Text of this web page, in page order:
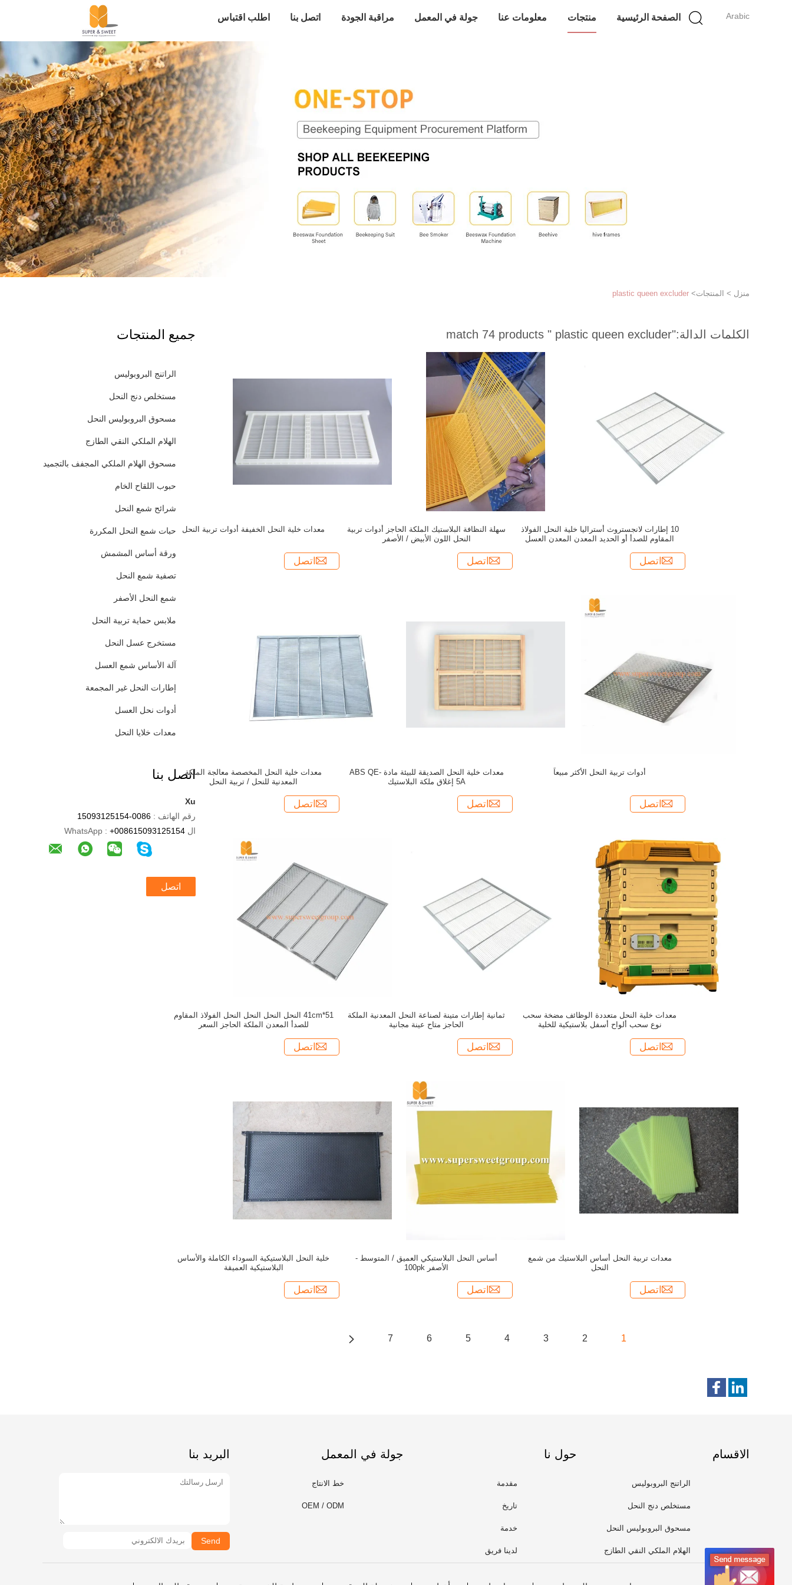
Arabic الصفحة الرئيسية منتجات معلومات عنا جولة في المعمل مراقبة الجودة اتصل بنا اطلب اقتباس
منزل > المنتجات>
plastic queen excluder
جميع المنتجات
الراتنج البروبوليس
مستخلص دنج النحل
مسحوق البروبوليس النحل
الهلام الملكي النقي الطازج
مسحوق الهلام الملكي المجفف بالتجميد
حبوب اللقاح الخام
شرائح شمع النحل
حبات شمع النحل المكررة
ورقة أساس المشمش
تصفية شمع النحل
شمع النحل الأصفر
ملابس حماية تربية النحل
مستخرج عسل النحل
آلة الأساس شمع العسل
إطارات النحل غير المجمعة
أدوات نحل العسل
معدات خلايا النحل
اتصل بنا
Xu
رقم الهاتف :
ال WhatsApp : +008615093125154
اتصل
الكلمات الدالة:"plastic queen excluder "
معدات خلية النحل الخفيفة أدوات تربية النحل
اتصل
سهلة النظافة البلاستيك الملكة الحاجز أدوات تربية
النحل اللون الأبيض / الأصفر
اتصل
10 إطارات لانجستروث أستراليا خلية النحل الفولاذ
المقاوم للصدأ أو الحديد المعدن المعدن العسل
اتصل
معدات خلية النحل المخصصة معالجة الملكة
المعدنية للنحل / تربية النحل
اتصل
معدات خلية النحل الصديقة للبيئة مادة ABS QE-
5A إغلاق ملكة البلاستيك
اتصل
أدوات تربية النحل الأكثر مبيعاً
اتصل
51*41cm النحل النحل النحل النحل الفولاذ المقاوم
للصدأ المعدن الملكة الحاجز السعر
اتصل
ثمانية إطارات متينة لصناعة النحل المعدنية الملكة
الحاجز متاح عينة مجانية
اتصل
معدات خلية النحل متعددة الوظائف مضخة سحب
نوع سحب ألواح أسفل بلاستيكية للخلية
اتصل
خلية النحل البلاستيكية السوداء الكاملة والأساس
البلاستيكية العميقة
اتصل
أساس النحل البلاستيكي العميق / المتوسط -
الأصفر 100pk
اتصل
معدات تربية النحل أساس البلاستيك من شمع
النحل
اتصل
1
2
3
4
5
6
7
الاقسام
الراتنج البروبوليس
مستخلص دنج النحل
مسحوق البروبوليس النحل
الهلام الملكي النقي الطازج
حول نا
مقدمة
تاريخ
خدمة
لدينا فريق
جولة في المعمل
خط الانتاج
OEM / ODM
البريد بنا
Send